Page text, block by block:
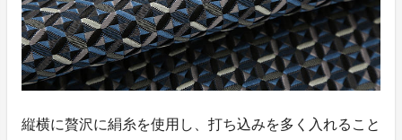
縦横に贅沢に絹糸を使用し、打ち込みを多く入れること